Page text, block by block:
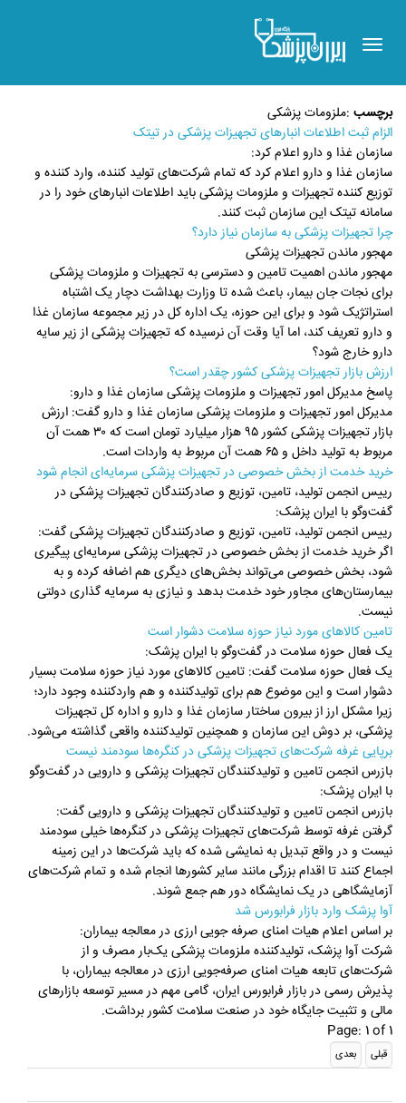
Toggle
navigation
برچسب :ملزومات پزشکی
الزام ثبت اطلاعات انبار‌های تجهیزات پزشکی در تیتک
سازمان غذا و دارو اعلام کرد:
سازمان غذا و دارو اعلام کرد که تمام شرکت‌های تولید کننده، وارد کننده و
توزیع کننده تجهیزات و ملزومات پزشکی باید اطلاعات انبارهای خود را در
سامانه تیتک این سازمان ثبت کنند.
چرا تجهیزات پزشکی به سازمان نیاز دارد؟
مهجور ماندن تجهیزات پزشکی
مهجور ماندن اهمیت تامین و دسترسی به تجهیزات و ملزومات پزشکی
برای نجات جان بیمار، باعث شده تا وزارت بهداشت دچار یک اشتباه
استراتژیک شود و برای این حوزه، یک اداره کل در زیر مجموعه سازمان غذا
و دارو تعریف کند، اما آیا وقت آن نرسیده که تجهیزات پزشکی از زیر سایه
دارو خارج شود؟
ارزش بازار تجهیزات پزشکی کشور چقدر است؟
پاسخ مدیرکل امور تجهیزات و ملزومات پزشکی سازمان غذا و دارو:
مدیرکل امور تجهیزات و ملزومات پزشکی سازمان غذا و دارو گفت: ارزش
بازار تجهیزات پزشکی کشور ۹۵ هزار میلیارد تومان است که ۳۰ همت آن
مربوط به تولید داخل و ۶۵ همت آن مربوط به واردات است.
خرید خدمت از بخش خصوصی در تجهیزات پزشکی سرمایه‌ای انجام شود
رییس انجمن تولید، تامین، توزیع و صادرکنندگان تجهیزات پزشکی در
گفت‌وگو با ایران پزشک:
رییس انجمن تولید، تامین، توزیع و صادرکنندگان تجهیزات پزشکی گفت:
اگر خرید خدمت از بخش خصوصی در تجهیزات پزشکی سرمایه‌ای پیگیری
شود، بخش خصوصی می‌تواند بخش‌های دیگری هم اضافه کرده و به
بیمارستان‌های مجاور خود خدمت بدهد و نیازی به سرمایه گذاری دولتی
نیست.
تامین کالاهای مورد نیاز حوزه سلامت دشوار است
یک فعال حوزه سلامت در گفت‌وگو با ایران پزشک:
یک فعال حوزه سلامت گفت: تامین کالاهای مورد نیاز حوزه سلامت بسیار
دشوار است و این موضوع هم برای تولیدکننده و هم واردکننده وجود دارد؛
زیرا مشکل ارز از بیرون ساختار سازمان غذا و دارو و اداره کل تجهیزات
پزشکی، بر دوش این سازمان و همچنین تولیدکننده واقعی گذاشته می‌شود.
برپایی غرفه شرکت‌های تجهیزات پزشکی در کنگره‌ها سودمند نیست
بازرس انجمن تامین و تولیدکنندگان تجهیزات پزشکی و دارویی در گفت‌وگو
با ایران پزشک:
بازرس انجمن تامین و تولیدکنندگان تجهیزات پزشکی و دارویی گفت:
گرفتن غرفه توسط شرکت‌های تجهیزات پزشکی در کنگره‌ها خیلی سودمند
نیست و در واقع تبدیل به نمایشی شده که باید شرکت‌ها در این زمینه
اجماع کنند تا اقدام بزرگی مانند سایر کشورها انجام شده و تمام شرکت‌های
آزمایشگاهی در یک نمایشگاه دور هم جمع شوند.
آوا پزشک وارد بازار فرابورس شد
بر اساس اعلام هیات امنای صرفه جویی ارزی در معالجه بیماران:
شرکت آوا پزشک، تولیدکننده ملزومات پزشکی یک‌بار مصرف و از
شرکت‌های تابعه هیات امنای صرفه‌جویی ارزی در معالجه بیماران، با
پذیرش رسمی در بازار فرابورس ایران، گامی مهم در مسیر توسعه بازارهای
مالی و تثبیت جایگاه خود در صنعت سلامت کشور برداشت.
Page: 1 of 1